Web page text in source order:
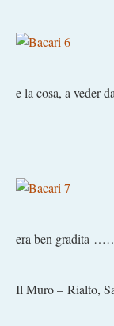
e la cosa, a veder
era ben
Il Muro – Rialto,